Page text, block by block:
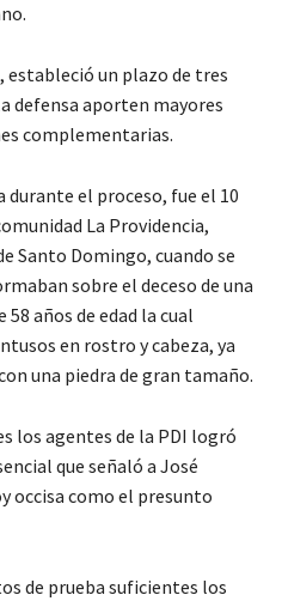
estableció un plazo de tres
defensa aporten mayores
complementarias.
el proceso, fue el 10
La Providencia,
Santo Domingo, cuando se
sobre el deceso de una
años de edad la cual
en rostro y cabeza, ya
una piedra de gran tamaño.
los agentes de la PDI logró
que señaló a José
occisa como el presunto
de prueba suficientes los